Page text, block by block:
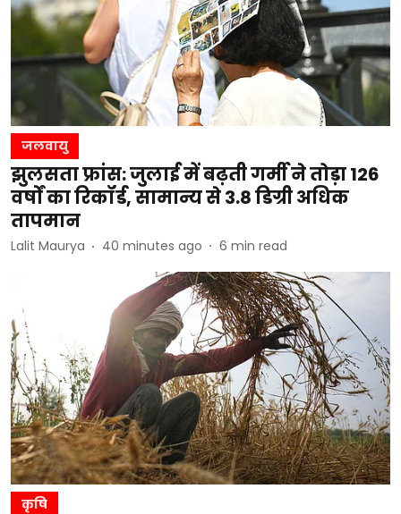
जलवायु
झुलसता फ्रांस: जुलाई में बढ़ती गर्मी ने तोड़ा 126
वर्षों का रिकॉर्ड, सामान्य से 3.8 डिग्री अधिक
तापमान
Lalit Maurya 40 minutes ago 6 min read
कृषि